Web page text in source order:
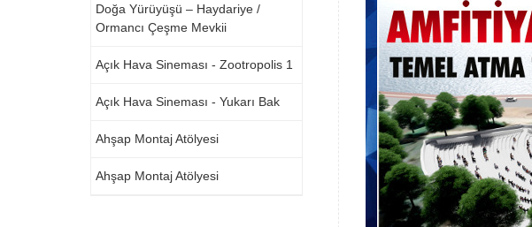
Doğa Yürüyüşü – Haydariye /
Ormancı Çeşme Mevkii
Açık Hava Sineması - Zootropolis 1
Açık Hava Sineması - Yukarı Bak
Ahşap Montaj Atölyesi
Ahşap Montaj Atölyesi